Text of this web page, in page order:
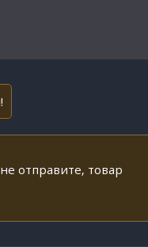
отправите, товар